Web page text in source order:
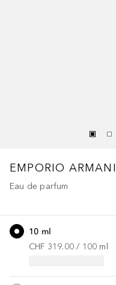
EMPORIO ARMANI
Eau de parfum
10 ml
CHF 319.00 / 100 ml